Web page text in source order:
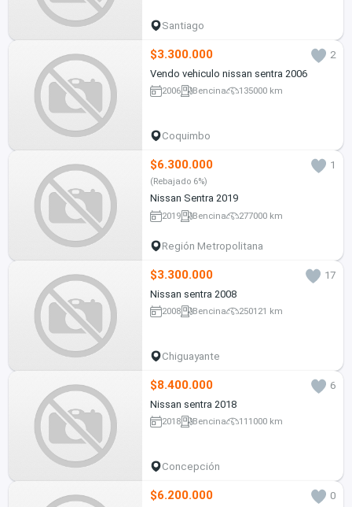
Santiago
$3.300.000
2
Vendo vehiculo nissan sentra 2006
2006 Bencina 135000 km
Coquimbo
$6.300.000 1
(Rebajado 6%)
Nissan Sentra 2019
2019 Bencina 277000 km
Región Metropolitana
$3.300.000
17
Nissan sentra 2008
2008 Bencina 250121 km
Chiguayante
$8.400.000
6
Nissan sentra 2018
2018 Bencina 111000 km
Concepción
$6.200.000
0